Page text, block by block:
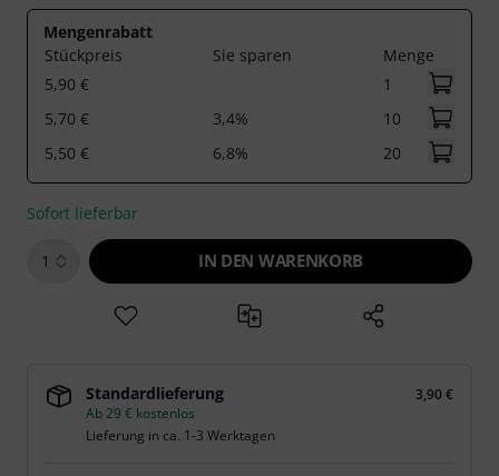
Mengenrabatt
Stückpreis
Sie sparen
Menge
5,90 €
1
5,70 €
3,4%
10
5,50 €
6,8% 20
Sofort lieferbar
1 IN DEN WARENKORB
Standardlieferung
3,90 €
Ab 29 € kostenlos
Lieferung in ca. 1-3 Werktagen